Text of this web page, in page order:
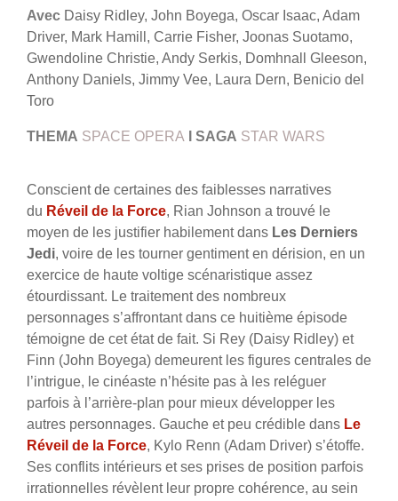
Avec Daisy Ridley, John Boyega, Oscar Isaac, Adam
Driver, Mark Hamill, Carrie Fisher, Joonas Suotamo,
Gwendoline Christie, Andy Serkis, Domhnall Gleeson,
Anthony Daniels, Jimmy Vee, Laura Dern, Benicio del
Toro
THEMA SPACE OPERA SAGA STAR WARS
Conscient de certaines des faiblesses narratives
du Réveil de la Force, Rian Johnson a trouvé le
moyen de les justifier habilement dans Les Derniers
Jedi, voire de les tourner gentiment en dérision, en un
exercice de haute voltige scénaristique assez
étourdissant. Le traitement des nombreux
personnages s’affrontant dans ce huitième épisode
témoigne de cet état de fait. Si Rey (Daisy Ridley) et
Finn (John Boyega) demeurent les figures centrales de
l’intrigue, le cinéaste n’hésite pas à les reléguer
parfois à l’arrière-plan pour mieux développer les
autres personnages. Gauche et peu crédible dans Le
Réveil de la Force, Kylo Renn (Adam Driver) s’étoffe.
Ses conflits intérieurs et ses prises de position parfois
irrationnelles révèlent leur propre cohérence, au sein